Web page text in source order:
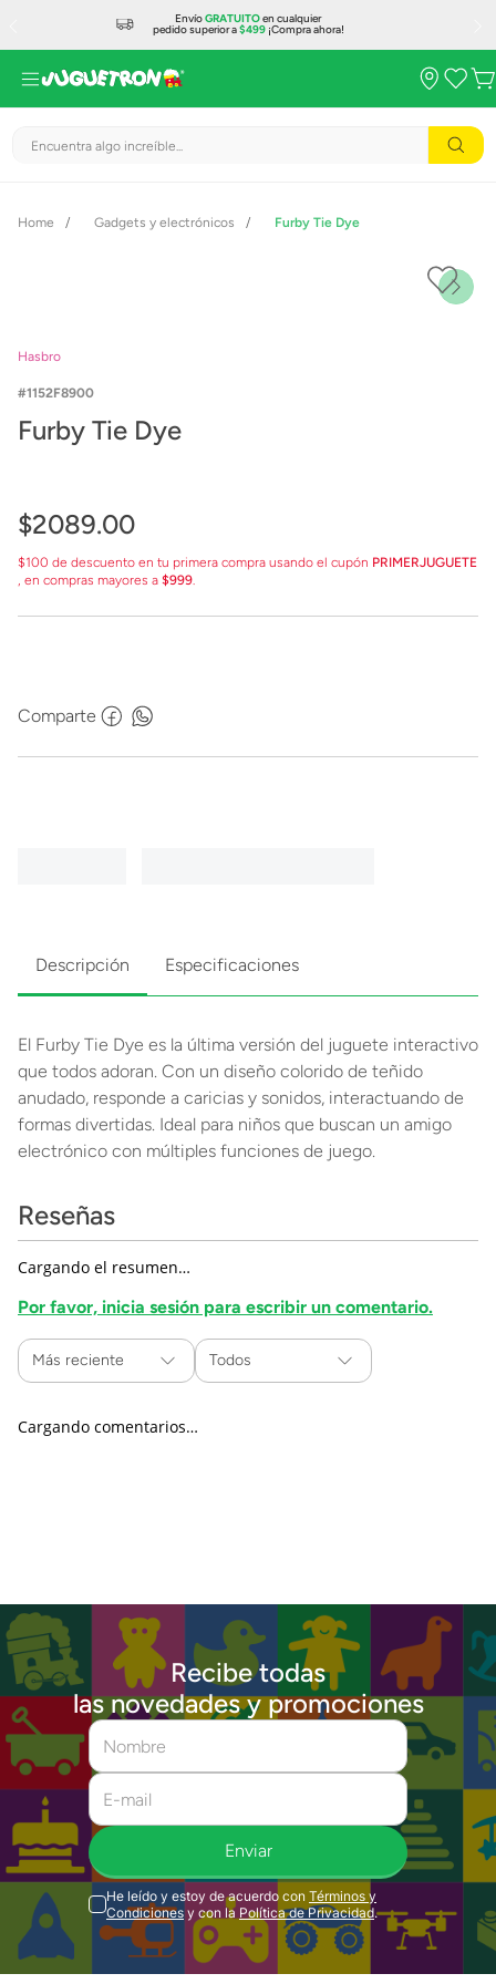
EnvíoGRATUITOen cualquier
pedido superior a$499¡Compra ahora!
Encuentra algo increíble...
Gadgets y electrónicos Furby Tie Dye
Hasbro
1152F8900
Furby Tie Dye
$2089.00
$100 de descuento en tu primera compra usando el cupón PRIMERJUGUETE
, en compras mayores a $999.
Comparte
Descripción Especificaciones
El Furby Tie Dye es la última versión del juguete interactivo
que todos adoran. Con un diseño colorido de teñido
anudado, responde a caricias y sonidos, interactuando de
formas divertidas. Ideal para niños que buscan un amigo
electrónico con múltiples funciones de juego.
Reseñas
Cargando el resumen…
Por favor, inicia sesión para escribir un comentario.
Más reciente Todos
Cargando comentarios…
Recibe todas
las novedades y promociones
Enviar
He leído y estoy de acuerdo con Términos y
Condiciones y con la Política de Privacidad.